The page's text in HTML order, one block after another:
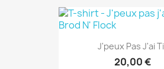
J'peux Pas J'ai
20,00 €